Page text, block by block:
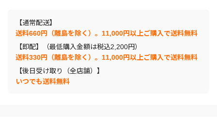
【通常配送】
送料660円（離島を除く）。11,000円以上ご購入で送料無料
【即配】（最低購入金額は税込2,200円）
送料330円（離島を除く）。11,000円以上ご購入で送料無料
【後日受け取り（全店舗）】
いつでも送料無料